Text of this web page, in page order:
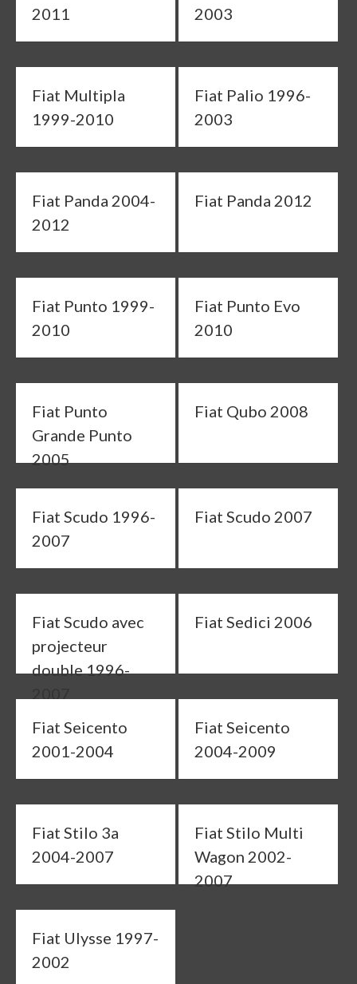
2011
2003
Fiat Multipla
1999-2010
Fiat Palio 1996-
2003
Fiat Panda 2004-
2012
Fiat Panda 2012
Fiat Punto 1999-
2010
Fiat Punto Evo
2010
Fiat Punto
Grande Punto
2005
Fiat Qubo 2008
Fiat Scudo 1996-
2007
Fiat Scudo 2007
Fiat Scudo avec
projecteur
double 1996-
Fiat Sedici 2006
Fiat Seicento
2001-2004
Fiat Seicento
2004-2009
Fiat Stilo 3a
2004-2007
Fiat Stilo Multi
Wagon 2002-
2007
Fiat Ulysse 1997-
2002